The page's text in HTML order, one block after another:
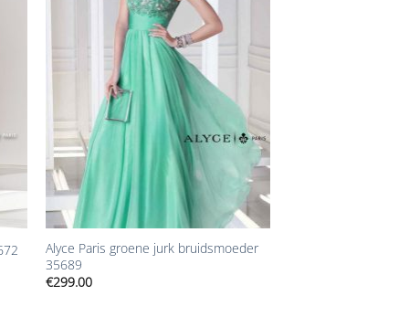
verlanglijst
toevoegen
Alyce Paris groene jurk bruidsmoeder
35689
€299.00